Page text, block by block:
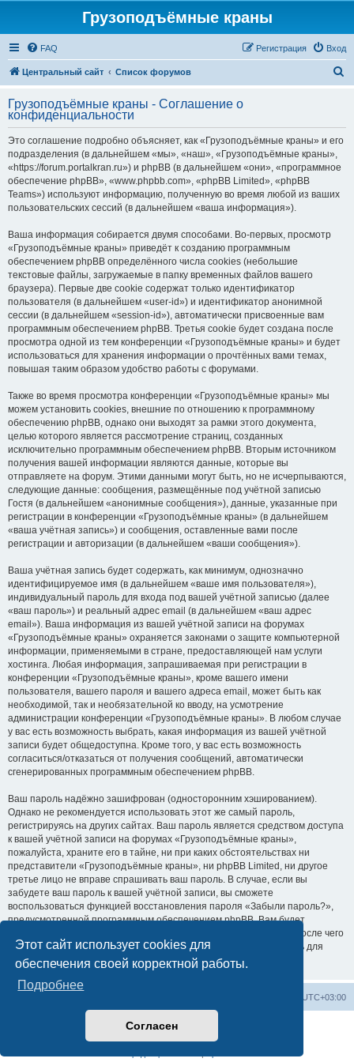
Этот сайт использует cookies для
обеспечения своей корректной работы.
Подробнее
Согласен
Грузоподъёмные краны
FAQ Вход
Регистрация
Центральный сайт Список форумов
с
Грузоподъёмные краны - Соглашение о
конфиденциальности
Это соглашение подробно объясняет, как «Грузоподъёмные краны» и его
подразделения (в дальнейшем «мы», «наш», «Грузоподъёмные краны»,
«https://forum.portalkran.ru») и phpBB (в дальнейшем «они», «программное
обеспечение phpBB», «www.phpbb.com», «phpBB Limited», «phpBB
Teams») используют информацию, полученную во время любой из ваших
пользовательских сессий (в дальнейшем «ваша информация»).
Ваша информация собирается двумя способами. Во-первых, просмотр
«Грузоподъёмные краны» приведёт к созданию программным
обеспечением phpBB определённого числа cookies (небольшие
текстовые файлы, загружаемые в папку временных файлов вашего
браузера). Первые две cookie содержат только идентификатор
пользователя (в дальнейшем «user-id») и идентификатор анонимной
сессии (в дальнейшем «session-id»), автоматически присвоенные вам
программным обеспечением phpBB. Третья cookie будет создана после
просмотра одной из тем конференции «Грузоподъёмные краны» и будет
использоваться для хранения информации о прочтённых вами темах,
повышая таким образом удобство работы с форумами.
Также во время просмотра конференции «Грузоподъёмные краны» мы
можем установить cookies, внешние по отношению к программному
обеспечению phpBB, однако они выходят за рамки этого документа,
целью которого является рассмотрение страниц, созданных
исключительно программным обеспечением phpBB. Вторым источником
получения вашей информации являются данные, которые вы
отправляете на форум. Этими данными могут быть, но не исчерпываются,
следующие данные: сообщения, размещённые под учётной записью
Гостя (в дальнейшем «анонимные сообщения»), данные, указанные при
регистрации в конференции «Грузоподъёмные краны» (в дальнейшем
«ваша учётная запись») и сообщения, оставленные вами после
регистрации и авторизации (в дальнейшем «ваши сообщения»).
Ваша учётная запись будет содержать, как минимум, однозначно
идентифицируемое имя (в дальнейшем «ваше имя пользователя»),
индивидуальный пароль для входа под вашей учётной записью (далее
«ваш пароль») и реальный адрес email (в дальнейшем «ваш адрес
email»). Ваша информация из вашей учётной записи на форумах
«Грузоподъёмные краны» охраняется законами о защите компьютерной
информации, применяемыми в стране, предоставляющей нам услуги
хостинга. Любая информация, запрашиваемая при регистрации в
конференции «Грузоподъёмные краны», кроме вашего имени
пользователя, вашего пароля и вашего адреса email, может быть как
необходимой, так и необязательной ко вводу, на усмотрение
администрации конференции «Грузоподъёмные краны». В любом случае
у вас есть возможность выбрать, какая информация из вашей учётной
записи будет общедоступна. Кроме того, у вас есть возможность
согласиться/отказаться от получения сообщений, автоматически
сгенерированных программным обеспечением phpBB.
Ваш пароль надёжно зашифрован (односторонним хэшированием).
Однако не рекомендуется использовать этот же самый пароль,
регистрируясь на других сайтах. Ваш пароль является средством доступа
к вашей учётной записи на форумах «Грузоподъёмные краны»,
пожалуйста, храните его в тайне, ни при каких обстоятельствах ни
представители «Грузоподъёмные краны», ни phpBB Limited, ни другое
третье лицо не вправе спрашивать ваш пароль. В случае, если вы
забудете ваш пароль к вашей учётной записи, вы сможете
воспользоваться функцией восстановления пароля «Забыли пароль?»,
предусмотренной программным обеспечением phpBB. Вам будет
необходимо ввести ваше имя пользователя и ваш адрес email, после чего
программное обеспечение phpBB сгенерирует вам новый пароль для
вашей учётной записи.
UTC+03:00
Создано на основеphpBB® Forum Software © phpBB Limited
Русская поддержка phpBB